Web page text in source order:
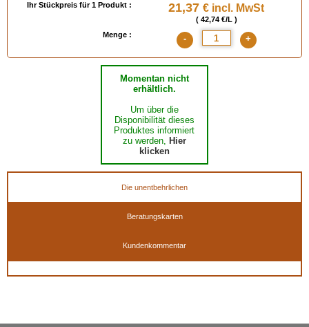
Ihr Stückpreis für 1 Produkt : 21,37 € incl. MwSt
( 42,74 €/L )
Menge :
- +
Momentan nicht
erhältlich.
Um über die
Disponibilität dieses
Produktes informiert
zu werden, Hier
klicken
Die unentbehrlichen
Beratungskarten
Kundenkommentar